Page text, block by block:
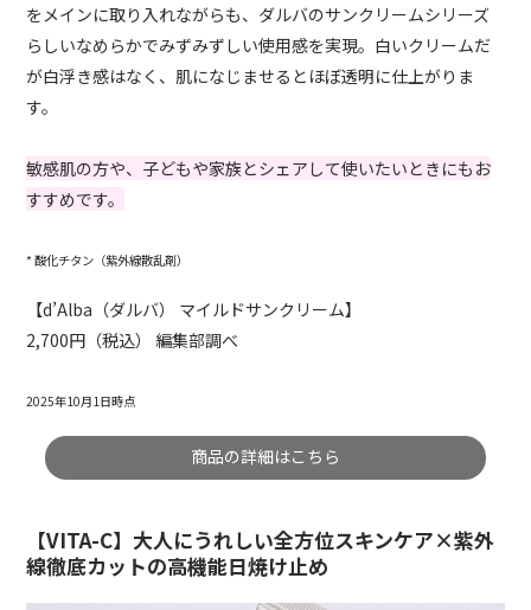
をメインに取り入れながらも、ダルバのサンクリームシリーズ
らしいなめらかでみずみずしい使用感を実現。白いクリームだ
が白浮き感はなく、肌になじませるとほぼ透明に仕上がりま
す。
敏感肌の方や、子どもや家族とシェアして使いたいときにもお
すすめです。
* 酸化チタン（紫外線散乱剤）
【d’Alba（ダルバ） マイルドサンクリーム】
2,700円（税込） 編集部調べ
2025年10月1日時点
商品の詳細はこちら
【VITA-C】大人にうれしい全方位スキンケア×紫外
線徹底カットの高機能日焼け止め